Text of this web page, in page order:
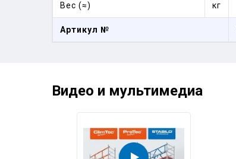
Артикул №
Вес (≈) кг
Видео и мультимедиа